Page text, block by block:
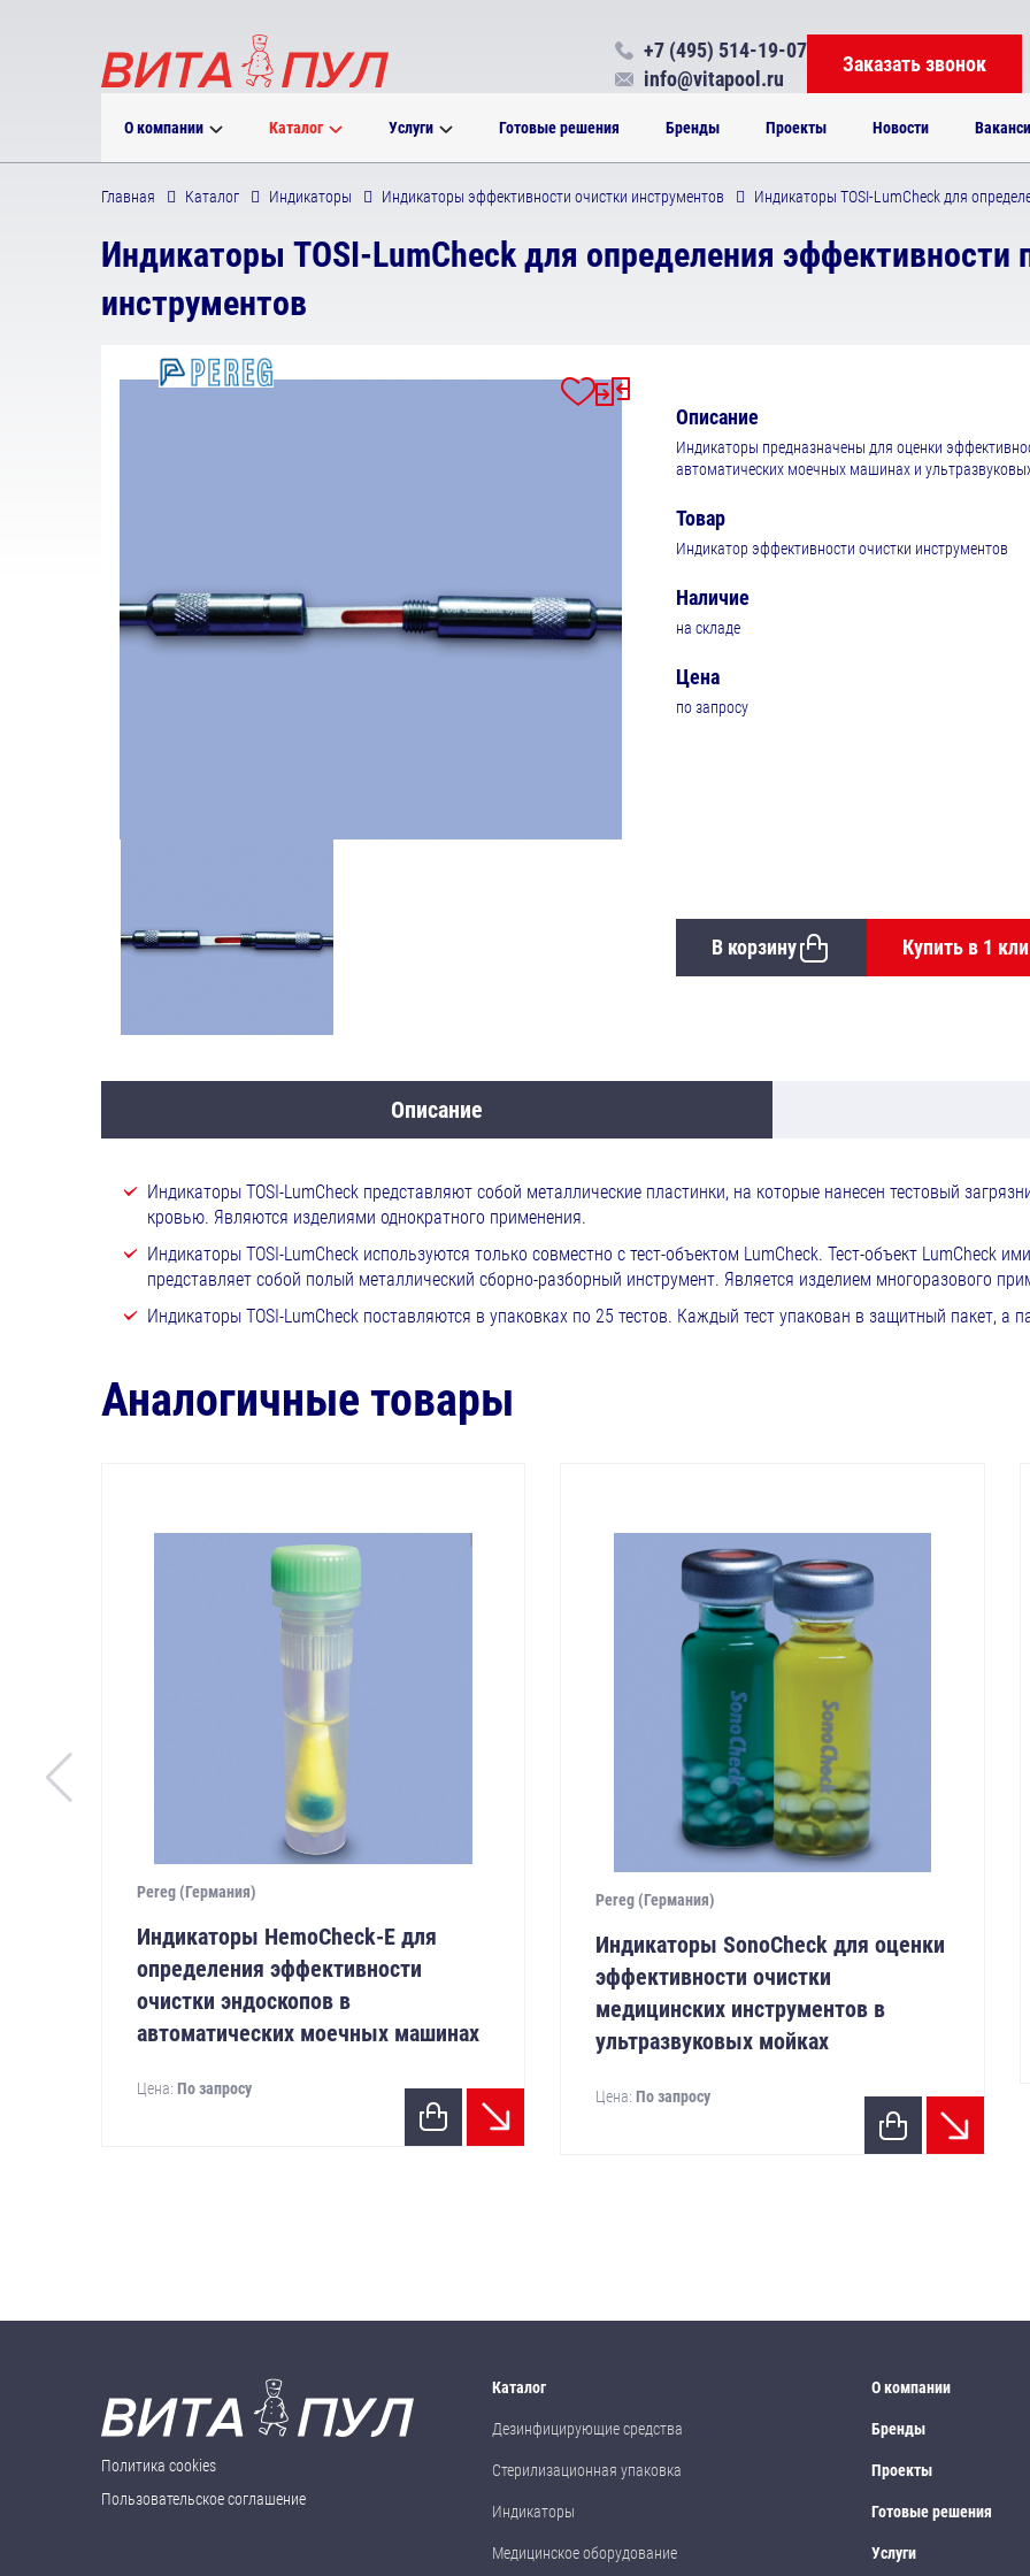
О компании Каталог Услуги Готовые решения Бренды Проекты Новости
+7 (495) 514-19-07
info@vitapool.ru
Заказать звонок
Главная Каталог Индикаторы Индикаторы эффективности очистки инструментов Индикаторы TOSI-LumCheck для
Индикаторы TOSI-LumCheck для определения
инструментов
Описание
Индикаторы предназначены для оценки
автоматических моечных машинах и
Товар
Индикатор эффективности очистки инструментов
Наличие
на складе
Цена
по запросу
В корзину Купить в 1
Описание
Индикаторы TOSI-LumCheck представляют собой металлические пластинки, на которые нанесен тестовый
кровью. Являются изделиями однократного применения.
Индикаторы TOSI-LumCheck используются только совместно с тест-объектом LumCheck. Тест-объект LumCheck
представляет собой полый металлический сборно-разборный инструмент. Является изделием многоразового
Индикаторы TOSI-LumCheck поставляются в упаковках по 25 тестов. Каждый тест упакован в защитный пакет, а
Аналогичные товары
Pereg (Германия)
Индикаторы HemoCheck-E для
определения эффективности
очистки эндоскопов в
автоматических моечных машинах
Цена: По запросу
Pereg (Германия)
Индикаторы SonoCheck для оценки
эффективности очистки
медицинских инструментов в
ультразвуковых мойках
Цена:По запросу
Политика cookies
Пользовательское соглашение
Каталог
Дезинфицирующие средства
Стерилизационная упаковка
Индикаторы
Медицинское оборудование
О компании
Бренды
Проекты
Готовые решения
Услуги